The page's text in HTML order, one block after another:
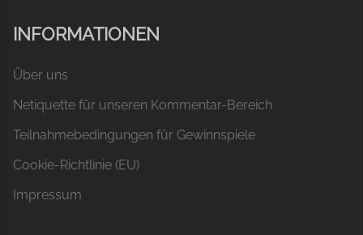
INFORMATIONEN
Über uns
Netiquette für unseren Kommentar-Bereich
Teilnahmebedingungen für Gewinnspiele
Cookie-Richtlinie (EU)
Impressum